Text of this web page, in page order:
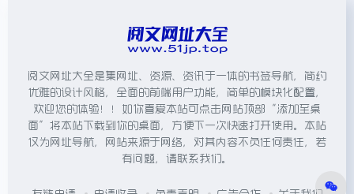
阅文网址大全是集网址、资源、资讯于一体的书签导航，简约
优雅的设计风格，全面的前端用户功能，简单的模块化配置，
欢迎您的体验！！如你喜爱本站可点击网站顶部“添加至桌
面”将本站下载到你的桌面，方便下一次快速打开使用。本站
仅为网址导航，网站来源于网络，对其内容不负任何责任，若
有问题，请联系我们。